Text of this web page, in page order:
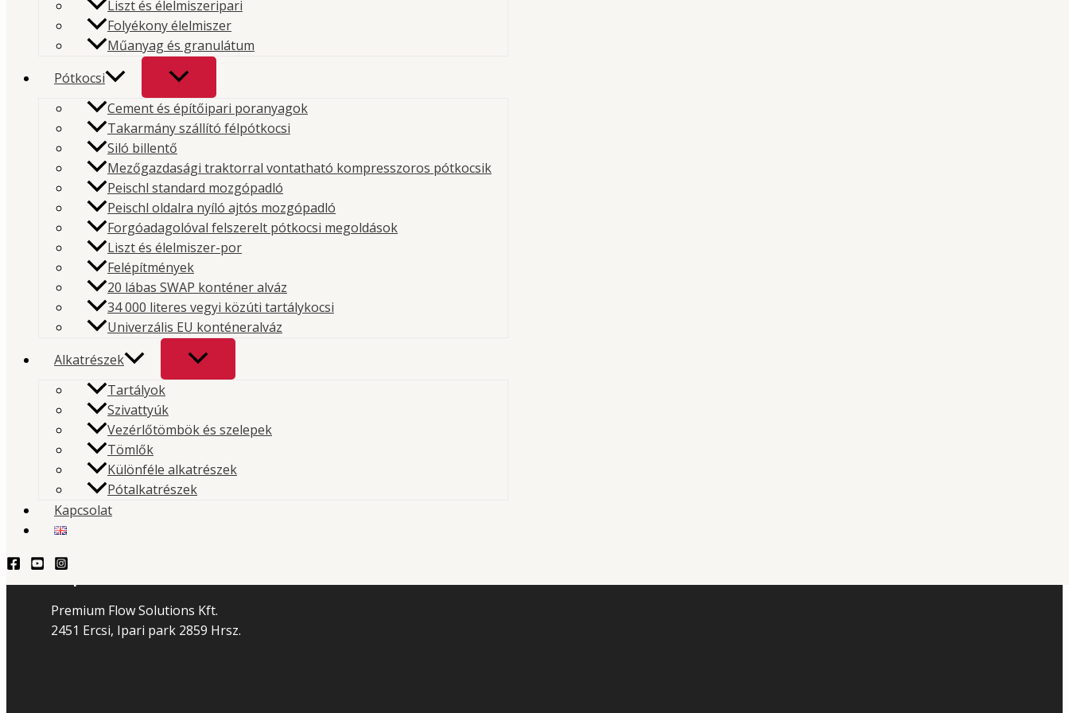
Liszt és élelmiszeripari
Folyékony élelmiszer
Műanyag és granulátum
Pótkocsi
Cement és építőipari poranyagok
Takarmány szállító félpótkocsi
Siló billentő
Mezőgazdasági traktorral vontatható kompresszoros pótkocsik
Peischl standard mozgópadló
Peischl oldalra nyíló ajtós mozgópadló
Forgóadagolóval felszerelt pótkocsi megoldások
Liszt és élelmiszer-por
Felépítmények
20 lábas SWAP konténer alváz
34 000 literes vegyi közúti tartálykocsi
Univerzális EU konténeralváz
Alkatrészek
Tartályok
Szivattyúk
Vezérlőtömbök és szelepek
Tömlők
Különféle alkatrészek
Pótalkatrészek
Kapcsolat
Interpump egyenes mellékhajtás Mercedes váltóra– 1:1 áttétel – 800 Nm -P81M1P10204
Interpump eltol­t mellékhajtás Mercedes váltóra – 1:1,57 áttétel – 400 Nm – P86M2P15294
Prémium minőségű hidraulika és kompresszorok rendszerek tehergépjárművekhez
Weboldal
Hidraulika
Kompresszor
Alkatrészek
Fotógaléria
Cégeink
PFS Magyarország
PFS Horvátország
PFS Ausztria
Kapcsolat
Premium Flow Solutions Kft.
2451 Ercsi, Ipari park 2859 Hrsz.